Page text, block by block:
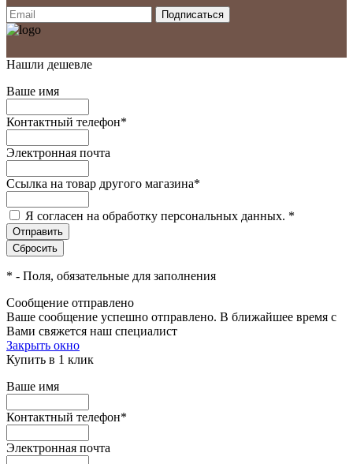
Нашли дешевле
Ваше имя
Контактный телефон*
Электронная почта
Ссылка на товар другого магазина*
Я согласен на обработку персональных данных. *
* - Поля, обязательные для заполнения
Сообщение отправлено
Ваше сообщение успешно отправлено. В ближайшее время с
Вами свяжется наш специалист
Закрыть окно
Купить в 1 клик
Ваше имя
Контактный телефон*
Электронная почта